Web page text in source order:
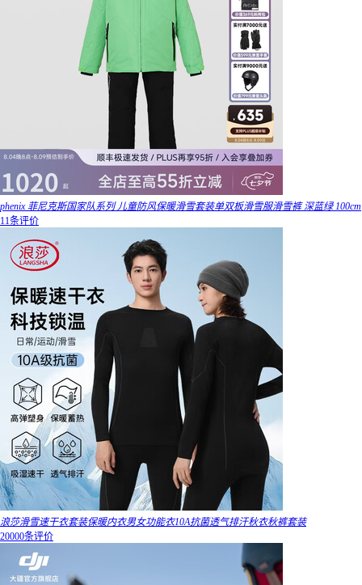
phenix 菲尼克斯国家队系列 儿童防风保暖滑雪套装单双板滑雪服滑雪裤 深蓝绿 100cm
11条评价
浪莎滑雪速干衣套装保暖内衣男女功能衣10A抗菌透气排汗秋衣秋裤套装
20000条评价